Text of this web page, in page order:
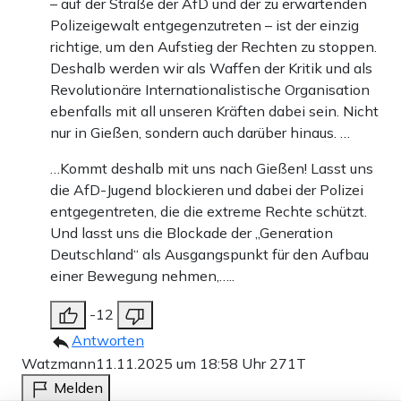
– auf der Straße der AfD und der zu erwartenden
Polizeigewalt entgegenzutreten – ist der einzig
richtige, um den Aufstieg der Rechten zu stoppen.
Deshalb werden wir als Waffen der Kritik und als
Revolutionäre Internationalistische Organisation
ebenfalls mit all unseren Kräften dabei sein. Nicht
nur in Gießen, sondern auch darüber hinaus. …
…Kommt deshalb mit uns nach Gießen! Lasst uns
die AfD-Jugend blockieren und dabei der Polizei
entgegentreten, die die extreme Rechte schützt.
Und lasst uns die Blockade der „Generation
Deutschland“ als Ausgangspunkt für den Aufbau
einer Bewegung nehmen,…..
-12
Antworten
Watzmann11.11.2025 um 18:58 Uhr 271T
Melden